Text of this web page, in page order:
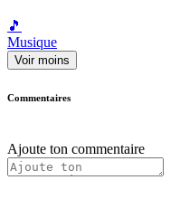
🎵
Musique
Voir moins
Commentaires
Ajoute ton commentaire